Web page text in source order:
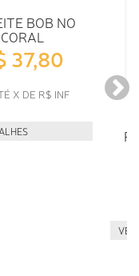
BOB NO
CORAL
37,80
X DE R$ INF
VER